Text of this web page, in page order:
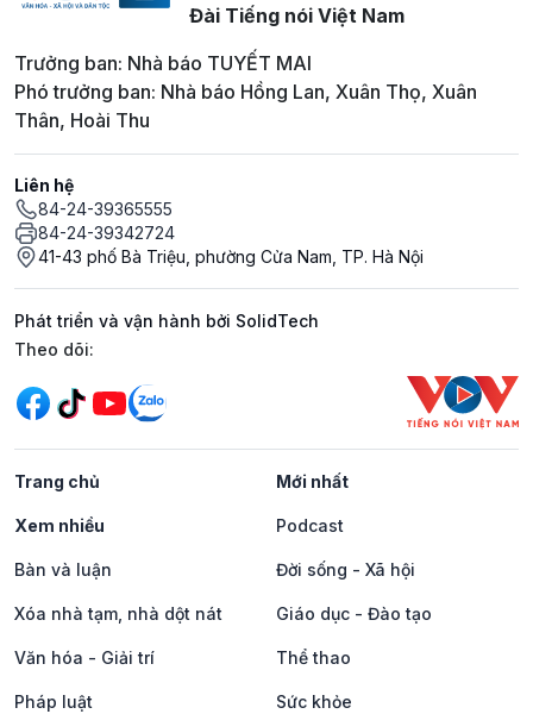
Đài Tiếng nói Việt Nam
Trưởng ban: Nhà báo TUYẾT MAI
Phó trưởng ban: Nhà báo Hồng Lan, Xuân Thọ, Xuân
Thân, Hoài Thu
Liên hệ
84-24-39365555
84-24-39342724
41-43 phố Bà Triệu, phường Cửa Nam, TP. Hà Nội
Phát triển và vận hành bởi SolidTech
Mạng xã hội
Theo dõi:
Trang chủ Mới nhất
Xem nhiều Podcast
Bàn và luận Đời sống - Xã hội
Xóa nhà tạm, nhà dột nát Giáo dục - Đào tạo
Văn hóa - Giải trí Thể thao
Pháp luật Sức khỏe